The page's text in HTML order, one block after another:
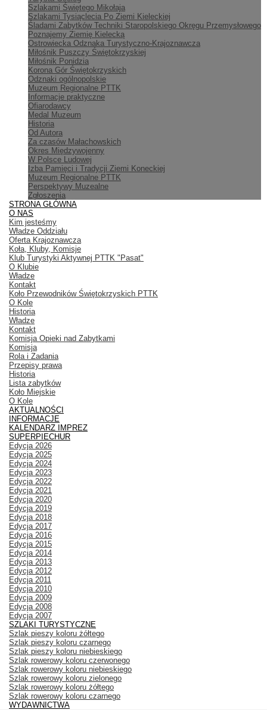
Szlakami Świętego Mikołaja
Szlakami Tysiąclecia Po Ziemi Kieleckiej
Śladami Zabytków Techniki Staropolskiego Okręgu Przemysłowego
Poznajemy Ziemię Kielecką
Ostrowiecka Odznaka Turystyczno-Krajoznawcza
Miłośnik Puszczy Świętokrzyskiej
Miłośnik Ponidzia
Korona Gór Świętokrzyskich
Odznaki ogólnopolskie
Muzeum Regionalne PTTK
Informacje praktyczne
Ofiarodawcy
Medal Muzeum
Historia
Od Autora
Za czasów Małachowskich
Okres Międzywojenny
W Polsce Ludowej
Izba Pamięci i Tradycji Ziemi Koneckiej
Muzeum Regionalne PTTK
Perspektywy Muzealne
Zgłoszenia
STRONA GŁÓWNA
O NAS
Kim jesteśmy
Władze Oddziału
Oferta Krajoznawcza
Koła, Kluby, Komisje
Klub Turystyki Aktywnej PTTK "Pasat"
O Klubie
Władze
Kontakt
Koło Przewodników Świętokrzyskich PTTK
O Kole
Historia
Władze
Kontakt
Komisja Opieki nad Zabytkami
Komisja
Rola i Zadania
Przepisy prawa
Historia
Lista zabytków
Koło Miejskie
O Kole
AKTUALNOŚCI
INFORMACJE
KALENDARZ IMPREZ
SUPERPIECHUR
Edycja 2026
Edycja 2025
Edycja 2024
Edycja 2023
Edycja 2022
Edycja 2021
Edycja 2020
Edycja 2019
Edycja 2018
Edycja 2017
Edycja 2016
Edycja 2015
Edycja 2014
Edycja 2013
Edycja 2012
Edycja 2011
Edycja 2010
Edycja 2009
Edycja 2008
Edycja 2007
SZLAKI TURYSTYCZNE
Szlak pieszy koloru żółtego
Szlak pieszy koloru czarnego
Szlak pieszy koloru niebieskiego
Szlak rowerowy koloru czerwonego
Szlak rowerowy koloru niebieskiego
Szlak rowerowy koloru zielonego
Szlak rowerowy koloru żółtego
Szlak rowerowy koloru czarnego
WYDAWNICTWA